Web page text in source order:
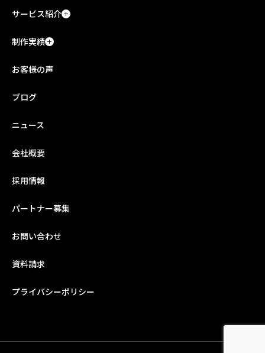
サービス紹介
制作実績
お客様の声
ブログ
ニュース
会社概要
採用情報
パートナー募集
お問い合わせ
資料請求
プライバシーポリシー